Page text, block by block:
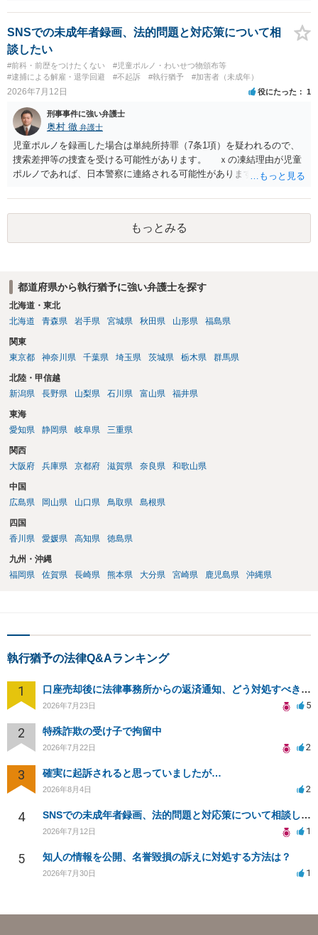
す。 弁護士を介して共犯者数人で被害弁済を行うこともあります。 保
釈申請については、共犯なので、全て公判請求されるまで難しいです
が、個別具体的な事情により異なります。 弁護方針により、結果が変
わるため、刑事事件に精通している弁護人を選任されることをお勧め
いたします。
SNSでの未成年者録画、法的問題と対応策について相
談したい
#前科・前歴をつけたくない
#児童ポルノ・わいせつ物頒布等
#逮捕による解雇・退学回避
#不起訴 #執行猶予 #加害者（未成年）
2026年7月12日 役にたった 1
刑事事件に強い弁護士
奥村 徹 弁護士
児童ポルノを録画した場合は単純所持罪（7条1項）を疑われるので、
捜索差押等の捜査を受ける可能性があります。 ｘの凍結理由が児童
ポルノであれば、日本警察に連絡される可能性があります。 対応と
るなり、警察に相談するなり、検討してください
もっとみる
都道府県から執行猶予に強い弁護士を探す
北海道・東北
北海道
青森県 岩手県 宮城県 秋田県 山形県 福島県
関東
東京都
神奈川県 千葉県 埼玉県 茨城県 栃木県 群馬県
北陸・甲信越
新潟県
長野県 山梨県 石川県 富山県 福井県
東海
愛知県
静岡県 岐阜県 三重県
関西
大阪府
兵庫県 京都府 滋賀県 奈良県 和歌山県
中国
広島県
岡山県 山口県 鳥取県 島根県
四国
香川県
愛媛県 高知県 徳島県
九州・沖縄
福岡県
佐賀県 長崎県 熊本県 大分県 宮崎県 鹿児島県 沖縄県
執行猶予の法律Q&Aランキング
1 口座売却後に法律事務所からの返済通知、どう対処すべきか？
2026年7月23日 5
2 特殊詐欺の受け子で拘留中
2026年7月22日 2
3 確実に起訴されると思っていましたが…
2026年8月4日 2
4 SNSでの未成年者録画、法的問題と対応策について相談したい
2026年7月12日 1
5 知人の情報を公開、名誉毀損の訴えに対処する方法は？
2026年7月30日 1